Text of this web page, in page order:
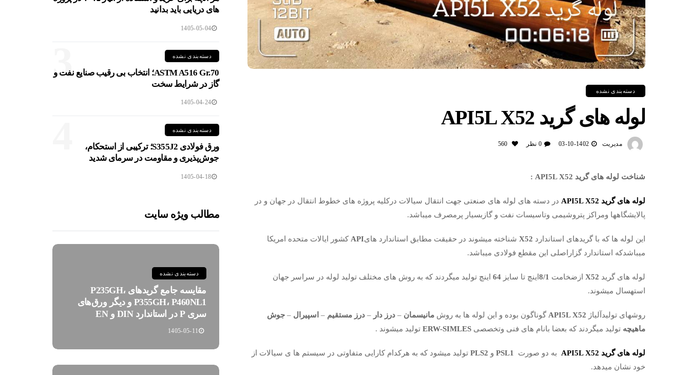
دسته‌بندی نشده
لوله های گرید API5L X52
مدیریت 1402-10-03 0 نظر
شناخت لوله های گرید API5L X52
:
لوله های گرید API5L X52 در دسته های لوله های صنعتی جهت انتقال سیالات درکلیه پروژه های خطوط انتقال در جهان و در
پالایشگاهها ومراکز پتروشیمی وتاسیسات نفت و گازبسیار پرمصرف میباشد.
این لوله ها که با گریدهای استاندارد X52 شناخته میشوند در حقیقت مطابق استاندارد هایAPI کشور ایالات متحده امریکا
میباشدکه استاندارد گزاراصلی این مقطع فولادی میباشد.
لوله های گرید X52 ازضخامت 8/1 اینچ تا سایز 64 اینچ تولید میگردند که به روش های مختلف تولید لوله در سراسر جهان
استهسال میشوند.
روشهای تولیدآلیاژ API5L X52 گوناگون بوده و این لوله ها به روش مانیسمان – درز دار – درز مستقیم – اسپیرال – جوش
ماهیچه تولید میگردند که بعضا بانام های فنی وتخصصی ERW-SIMLES تولید میشوند .
لوله های گرید API5L X52 به دو صورت PSL1 و PLS2 تولید میشود که به هرکدام کارایی متفاوتی در سیستم ها ی سیالات از
خود نشان میدهد.
های دریایی باید بدانید
1405-05-04
3 دسته‌بندی نشده
ASTM A516 Gr.70؛ انتخاب بی رقیب صنایع نفت و
گاز در شرایط سخت
1405-04-24
دسته‌بندی نشده
ورق فولادی S355J2؛ ترکیبی از استحکام،
جوش‌پذیری و مقاومت در سرمای شدید
1405-04-18
مطالب ویژه سایت
دسته‌بندی نشده
مقایسه جامع گریدهای P235GH،
P355GH، P460NL1 و دیگر ورق‌های
سری P در استاندارد DIN و EN
1405-05-11